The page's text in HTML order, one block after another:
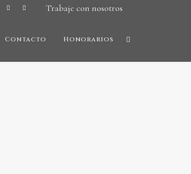
Trabaje con nosotros
Contacto Honorarios